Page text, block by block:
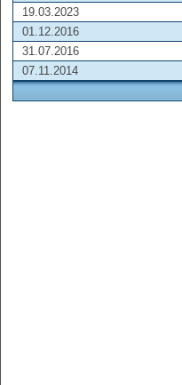
19.03.2023
01.12.2016
31.07.2016
07.11.2014